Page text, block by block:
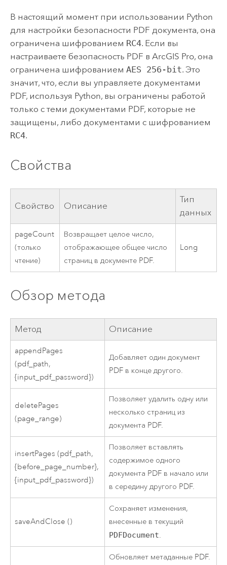
В настоящий момент при использовании Python
для настройки безопасности PDF документа, она
ограничена шифрованием RC4. Если вы
настраиваете безопасность PDF в ArcGIS Pro, она
ограничена шифрованием AES 256-bit. Это
значит, что, если вы управляете документами
PDF, используя Python, вы ограничены работой
только с теми документами PDF, которые не
защищены, либо документами с шифрованием
RC4.
Свойства
Свойство Описание
Тип
данных
pageCount
(только
чтение)
Возвращает целое число,
отображающее общее число
страниц в документе PDF.
Long
Обзор метода
Метод Описание
appendPages
(pdf_path,
{input_pdf_password})
Добавляет один документ
PDF в конце другого.
deletePages
(page_range)
Позволяет удалить одну или
несколько страниц из
документа PDF.
insertPages (pdf_path,
{before_page_number},
{input_pdf_password})
Позволяет вставлять
содержимое одного
документа PDF в начало или
в середину другого PDF.
saveAndClose ()
Сохраняет изменения,
внесенные в текущий
PDFDocument.
Обновляет метаданные PDF.